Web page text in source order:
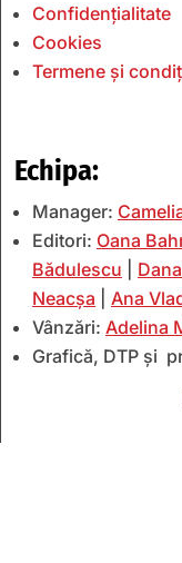
Confidențialitate
Cookies
Termene și
Echipa:
Manager:
Editori: Oana
Bădulescu
Neacșa
Ana
Vânzări: Adelina
Grafică, DTP și